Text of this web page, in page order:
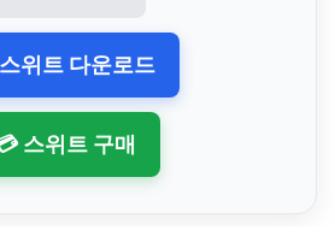
위트 다운로드
스위트 구매